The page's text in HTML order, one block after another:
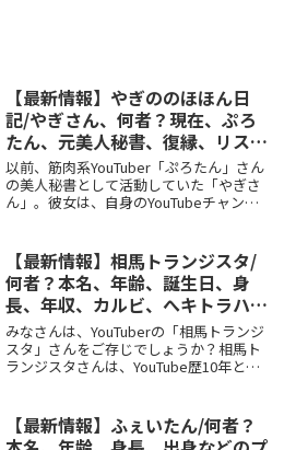
【最新情報】やぎののほほん日
記/やぎさん、何者？現在、ぷろ
たん、元美人秘書、復縁、リス
ト、本名、出身、バレエ、学歴な
どのプロフィール、YouTubeチ
ャンネル！
以前、筋肉系YouTuber「ぷろたん」さん
の美人秘書として活動していた「やぎさ
ん」。彼女は、自身のYouTubeチャンネ
ト」を世に出し、大きな話題となりまし
た。では、そ...
【最新情報】相馬トランジスタ/
何者？本名、年齢、誕生日、身
長、年収、カルビ、へキトラハウ
ス、NEXTSTAGE、彼女、高橋瑠
玖などのプロフィール、
YouTubeチャンネル紹介！
みなさんは、YouTuberの「相馬トランジ
スタ」さんをご存じでしょうか？相馬ト
ランジスタさんは、YouTube歴10年とい
す。今回は、そんな注目のユーチューバ
ー・相...
【最新情報】ふぇいたん/何者？